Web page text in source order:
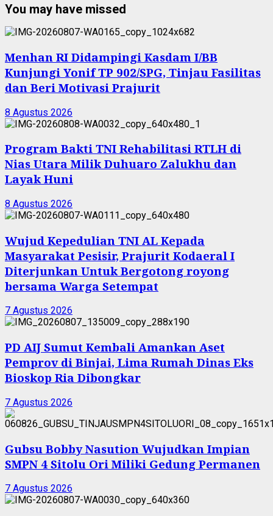
You may have missed
Menhan RI Didampingi Kasdam I/BB
Kunjungi Yonif TP 902/SPG, Tinjau Fasilitas
dan Beri Motivasi Prajurit
8 Agustus 2026
Program Bakti TNI Rehabilitasi RTLH di
Nias Utara Milik Duhuaro Zalukhu dan
Layak Huni
8 Agustus 2026
Wujud Kepedulian TNI AL Kepada
Masyarakat Pesisir, Prajurit Kodaeral I
Diterjunkan Untuk Bergotong royong
bersama Warga Setempat
7 Agustus 2026
PD AIJ Sumut Kembali Amankan Aset
Pemprov di Binjai, Lima Rumah Dinas Eks
Bioskop Ria Dibongkar
7 Agustus 2026
Gubsu Bobby Nasution Wujudkan Impian
SMPN 4 Sitolu Ori Miliki Gedung Permanen
7 Agustus 2026